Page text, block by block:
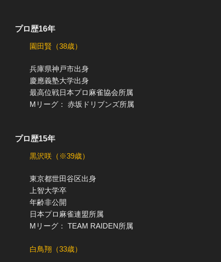
プロ歴16年
園田賢（38歳）
兵庫県神戸市出身
慶應義塾大学出身
最高位戦日本プロ麻雀協会所属
Mリーグ： 赤坂ドリブンズ所属
プロ歴15年
黒沢咲（※39歳）
東京都世田谷区出身
上智大学卒
年齢非公開
日本プロ麻雀連盟所属
Mリーグ： TEAM RAIDEN所属
白鳥翔（33歳）